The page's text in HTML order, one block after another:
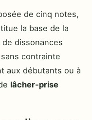
de cinq notes,
la base de la
de dissonances
contrainte
aux débutants ou à
lâcher-prise